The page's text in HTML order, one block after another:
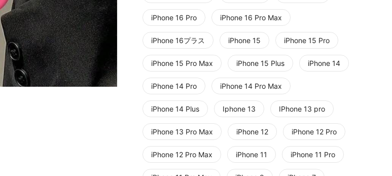
iPhone 16 Pro iPhone 16 Pro Max
iPhone 16プラス iPhone 15 iPhone 15 Pro
iPhone 15 Pro Max iPhone 15 Plus iPhone 14
iPhone 14 Pro iPhone 14 Pro Max
iPhone 14 Plus Iphone 13 IPhone 13 pro
iPhone 13 Pro Max iPhone 12 iPhone 12 Pro
iPhone 12 Pro Max iPhone 11 iPhone 11 Pro